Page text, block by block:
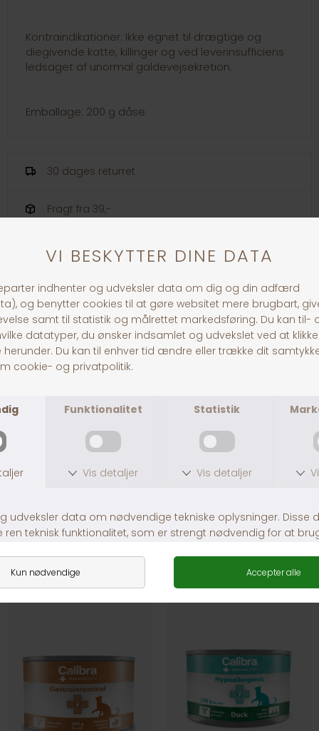
Kontraindikationer: Ikke egnet til drægtige og
diegivende katte, killinger og ved leverinsufficiens
ledsaget af unormal galdevejsekretion.
Emballage: 200 g dåse
30 dages returret
Fragt fra 39,-
Andre købte også
DKK 119,00